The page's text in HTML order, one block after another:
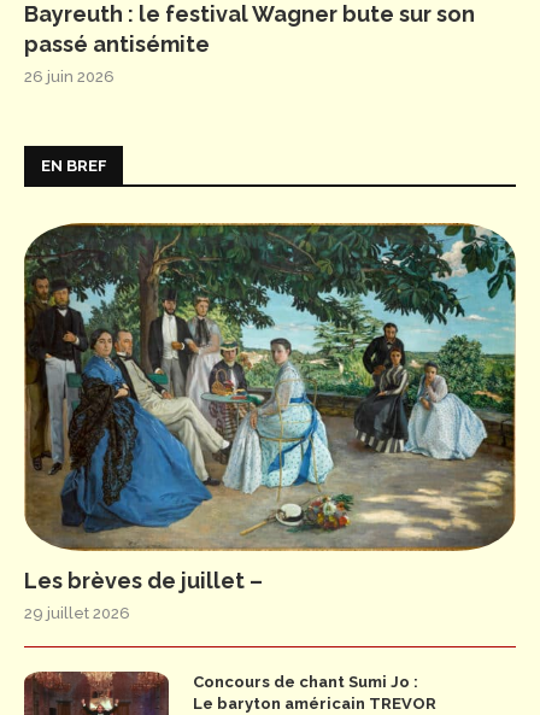
Bayreuth : le festival Wagner bute sur son
passé antisémite
26 juin 2026
EN BREF
Les brèves de juillet –
29 juillet 2026
Concours de chant Sumi Jo :
Le baryton américain TREVOR